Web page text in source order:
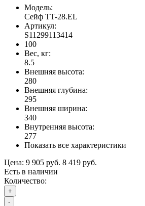
Модель:
Сейф TT-28.EL
Артикул:
S11299113414
100
Вес, кг:
8.5
Внешняя высота:
280
Внешняя глубина:
295
Внешняя ширина:
340
Внутренняя высота:
277
Показать все характеристики
Цена: 9 905 руб. 8 419 руб.
Есть в наличии
Количество:
+
-